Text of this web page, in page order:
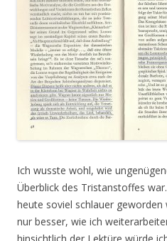
Ich wusste wohl, wie
Überblick des Tristanstoffes
heute soviel schlauer geworden
nur besser, wie ich